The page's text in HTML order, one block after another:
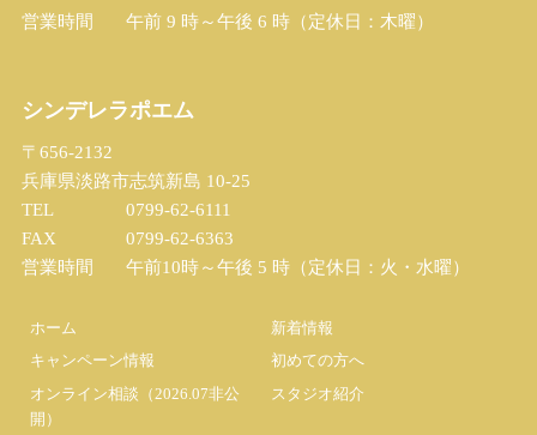
営業時間
午前 9 時～午後 6 時（定休日：木曜）
シンデレラポエム
〒656-2132
兵庫県淡路市志筑新島 10-25
TEL
0799-62-6111
FAX
0799-62-6363
営業時間
午前10時～午後 5 時（定休日：火・水曜）
ホーム
新着情報
キャンペーン情報
初めての方へ
オンライン相談（2026.07非公
開）
スタジオ紹介